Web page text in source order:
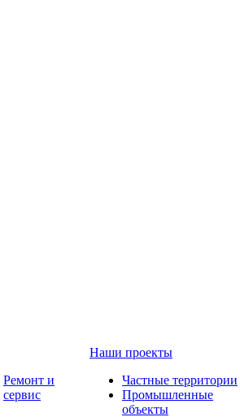
Ремонт и
сервис
Наши проекты
Частные территории
Промышленные
объекты